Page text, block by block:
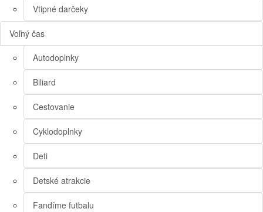
Vtipné darčeky
Voľný čas
Autodoplnky
Biliard
Cestovanie
Cyklodoplnky
Deti
Detské atrakcie
Fandíme futbalu